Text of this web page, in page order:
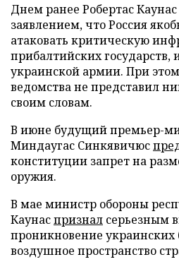
Днем ранее Робертас
заявлением, что Россия
атаковать критическую
прибалтийских государств,
украинской армии. При
ведомства не представил
своим словам.
В июне будущий премьер-
Миндаугас Синкявичюс
конституции запрет на
оружия.
В мае министр обороны
Каунаспризнал серьезным
проникновение украинских
воздушное пространство